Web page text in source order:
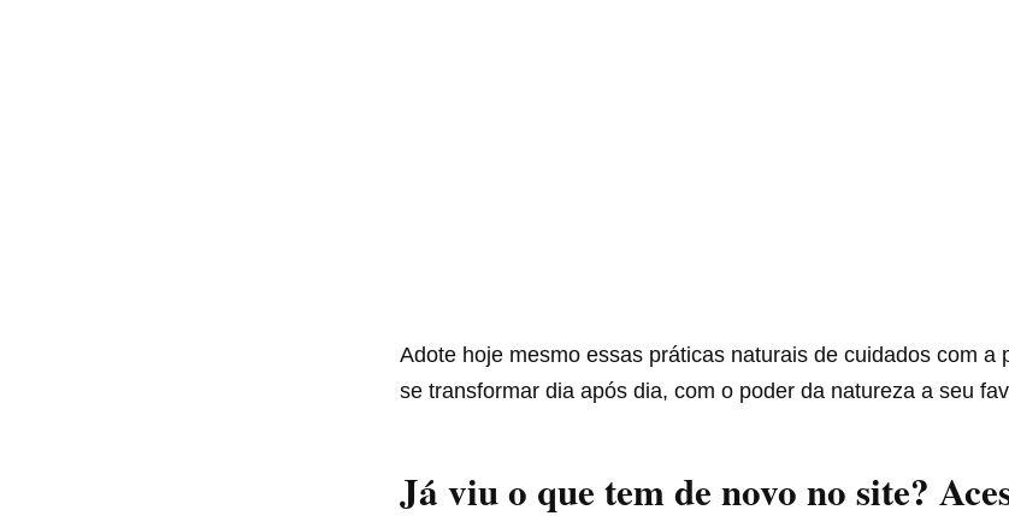
Adote hoje mesmo essas práticas naturais de cuidados com a
se transformar dia após dia, com o poder da natureza a seu
Já viu o que tem de novo no site?